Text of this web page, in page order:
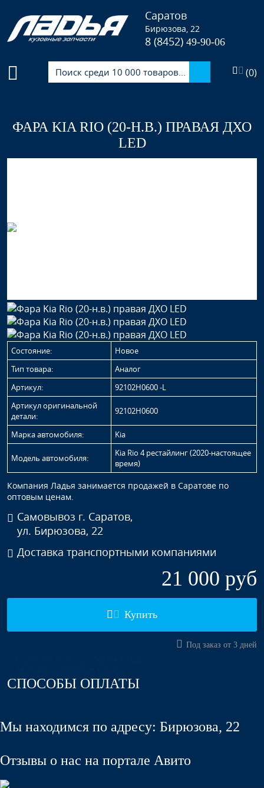
Саратов
Бирюзова, 22
8 (8452)49-90-06
(0)
ФАРА KIA RIO (20-Н.В.) ПРАВАЯ ДХО
LED
Состояние:
Новое
Тип товара:
Аналог
Артикул:
92102H0600 -L
Артикул оригинальной
детали:
92102H0600
Марка автомобиля: Kia
Модель автомобиля:
Kia Rio 4 рестайлинг (2020-настоящее
время)
Компания Ладья занимается продажей в Саратове по
оптовым ценам.
Самовывоз г. Саратов,
ул. Бирюзова, 22
Доставка транспортными компаниями
21 000 руб
Купить
Под заказ от 3 дней
СПОСОБЫ ОПЛАТЫ
Мы находимся по адресу: Бирюзова, 22
Отзывы о нас на портале Авито